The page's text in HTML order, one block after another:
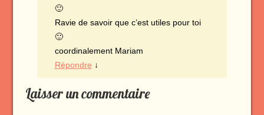
🙂
Ravie de savoir que c’est utiles pour toi
🙂
coordinalement Mariam
Répondre ↓
Laisser un commentaire